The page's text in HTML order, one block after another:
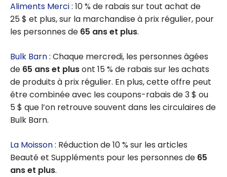
Aliments Merci: 10 % de rabais sur tout achat de
25 $ et plus, sur la marchandise à prix régulier, pour
les personnes de 65 ans et plus.
Bulk Barn: Chaque mercredi, les personnes âgées
de 65 ans et plusont 15 % de rabais sur les achats
de produits à prix régulier. En plus, cette offre peut
être combinée avec les coupons-rabais de 3 $ ou
5 $ que l’on retrouve souvent dans les circulaires de
Bulk Barn.
La Moisson: Réduction de 10 % sur les articles
Beauté et Suppléments pour les personnes de 65
ans et plus.